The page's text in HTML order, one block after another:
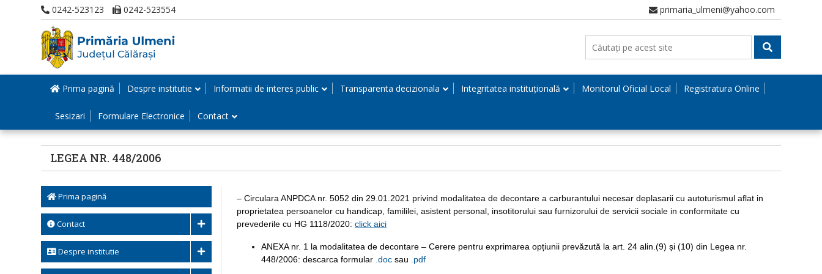
0242-523123 0242-523554 primaria_ulmeni@yahoo.com
Prima pagină Despre institutie Informatii de interes public Transparenta decizionala Integritatea instituțională Monitorul Oficial Local Registratura Online
Sesizari Formulare Electronice Contact
LEGEA NR. 448/2006
Prima pagină
Contact
Despre institutie
– Circulara ANPDCA nr. 5052 din 29.01.2021 privind modalitatea de decontare a carburantului necesar deplasarii cu autoturismul aflat in
proprietatea persoanelor cu handicap, famililei, asistent personal, insotitorului sau furnizorului de servicii sociale in conformitate cu
prevederile cu HG 1118/2020: click aici
ANEXA nr. 1 la modalitatea de decontare – Cerere pentru exprimarea opțiunii prevăzută la art. 24 alin.(9) și (10) din Legea nr.
448/2006: descarca formular .doc sau .pdf